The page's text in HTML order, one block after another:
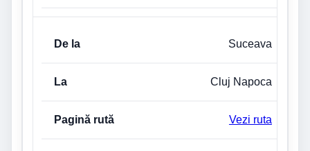
Suceava
Cluj Napoca
Vezi ruta